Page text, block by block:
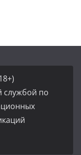
службой по